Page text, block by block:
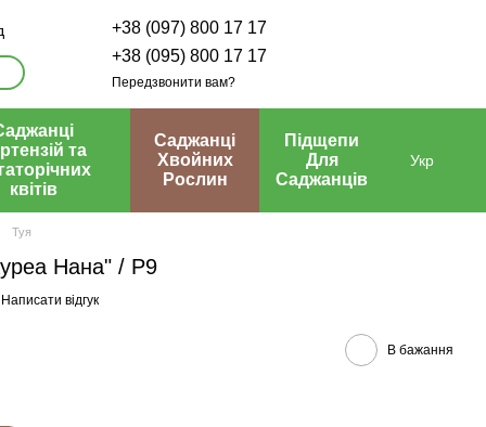
+38 (097) 800 17 17
+38 (095) 800 17 17
Передзвонити вам?
та
квітів
Саджанці
Хвойних
Рослин
Підщепи
Для
Саджанців
Укр
Туя
Нана" / Р9
Написати відгук
В бажання